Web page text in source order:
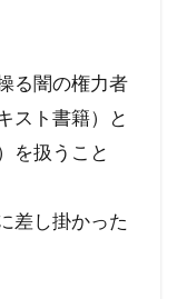
る闇の権力者
スト書籍）と
を扱うこと
差し掛かった
19
スハウプト